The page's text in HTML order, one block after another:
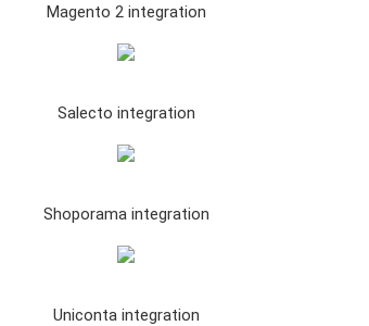
Magento 2 integration
Salecto integration
Shoporama integration
Uniconta integration